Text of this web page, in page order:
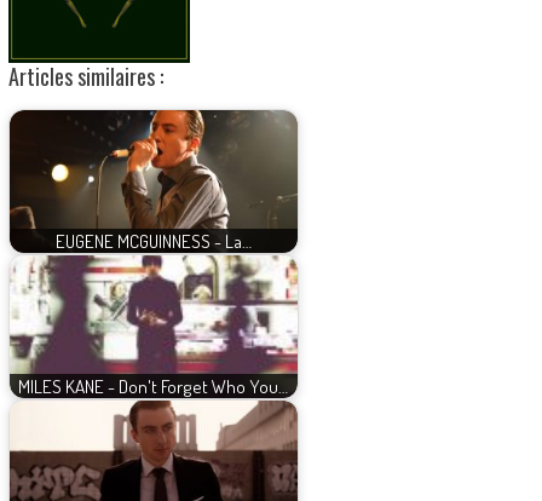
Articles similaires :
EUGENE MCGUINNESS - La…
MILES KANE - Don't Forget Who You…